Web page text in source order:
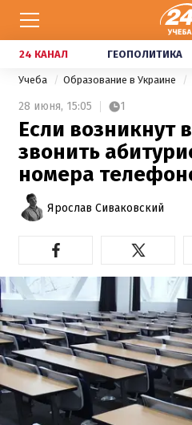
24 КАНАЛ ГЕОПОЛИТИКА
Учеба Образование в Украине
28 июня, 15:05 1
Если возникнут
звонить
номера
Ярослав Сиваковский